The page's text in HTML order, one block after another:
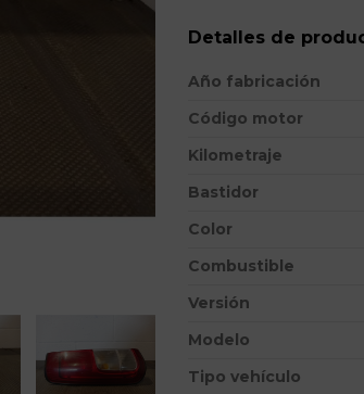
Detalles de
Año fabricación
Código motor
Kilometraje
Bastidor
Color
Combustible
Versión
Modelo
Tipo vehículo